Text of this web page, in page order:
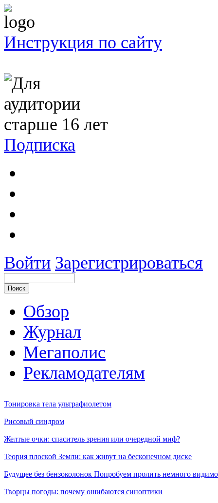
Инструкция по сайту
Подписка
Войти Зарегистрироваться
Обзор
Журнал
Мегаполис
Рекламодателям
Тонировка тела ультрафиолетом
Рисовый синдром
Желтые очки: спаситель зрения или очередной миф?
Теория плоской Земли: как живут на бесконечном диске
Будущее без бензоколонок Попробуем пролить немного
Творцы погоды: почему ошибаются синоптики